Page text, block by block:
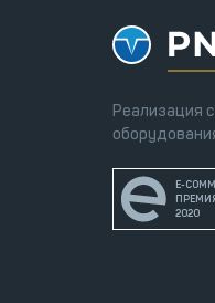
Реализация
E-
2020